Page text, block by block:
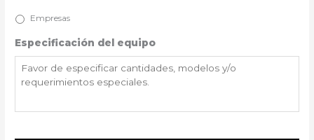
Empresas
Especificación del equipo